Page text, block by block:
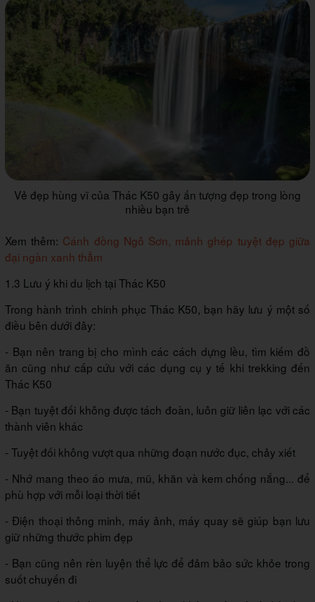
Vẻ đẹp hùng vĩ của Thác K50 gây ấn tượng đẹp trong lòng
nhiều bạn trẻ
Xem thêm: Cánh đồng Ngô Sơn, mảnh ghép tuyệt đẹp giữa
đại ngàn xanh thẳm
1.3 Lưu ý khi du lịch tại Thác K50
Trong hành trình chinh phục Thác K50, bạn hãy lưu ý một số
điều bên dưới đây:
- Bạn nên trang bị cho mình các cách dựng lều, tìm kiếm đồ
ăn cũng như cấp cứu với các dụng cụ y tế khi trekking đến
Thác K50
- Bạn tuyệt đối không được tách đoàn, luôn giữ liên lạc với các
thành viên khác
- Tuyệt đối không vượt qua những đoạn nước đục, chảy xiết
- Nhớ mang theo áo mưa, mũ, khăn và kem chống nắng... để
phù hợp với mỗi loại thời tiết
- Điện thoại thông minh, máy ảnh, máy quay sẽ giúp bạn lưu
giữ những thước phim đẹp
- Bạn cũng nên rèn luyện thể lực để đảm bảo sức khỏe trong
suốt chuyến đi